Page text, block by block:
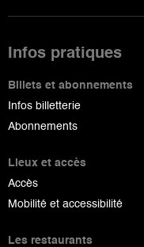
Infos pratiques
Billets et abonnements
Infos billetterie
Abonnements
Lieux et accès
Accès
Mobilité et accessibilité
Les restaurants